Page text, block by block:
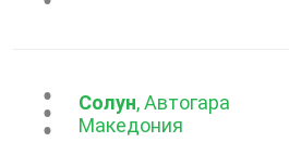
...Солун, Автогара
Македония